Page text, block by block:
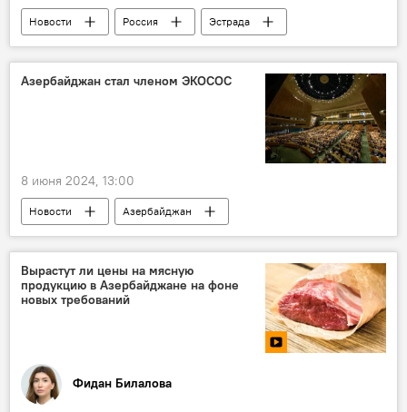
Новости Россия
Эстрада
Общество
Криминал
Убийство
Покушение на убийство
поп-музыка
Азербайджан стал членом ЭКОСОС
8 июня 2024, 13:00
Новости
Азербайджан
МИД Азербайджана
ООН
Вырастут ли цены на мясную
продукцию в Азербайджане на фоне
новых требований
Фидан Билалова